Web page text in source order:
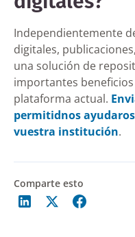
Independientemente
digitales,
una solución de
importantes
plataforma actual.
permitidnos
vuestra institución.
Comparte esto